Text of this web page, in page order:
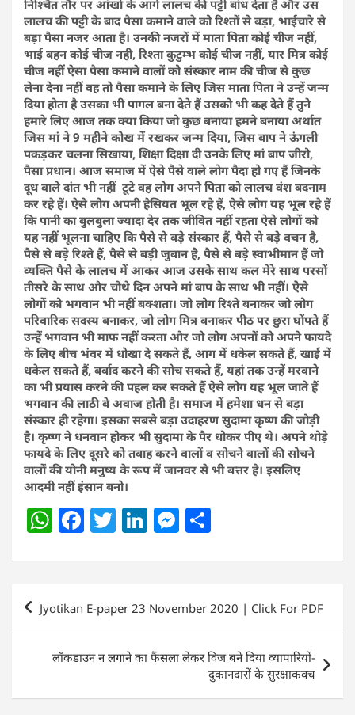
निश्चित तौर पर आंखों के आगे लालच की पट्टी बांध देता है और उस
लालच की पट्टी के बाद पैसा कमाने वाले को रिश्तों से बड़ा, भाईचारे से
बड़ा पैसा नजर आता है। उनकी नजरों में माता पिता कोई चीज नहीं,
भाई बहन कोई चीज नही, रिश्ता कुटुम्भ कोई चीज नहीं, यार मित्र कोई
चीज नहीं ऐसा पैसा कमाने वालों को संस्कार नाम की चीज से कुछ
लेना देना नहीं वह तो पैसा कमाने के लिए जिस माता पिता ने उन्हें जन्म
दिया होता है उसका भी पागल बना देते हैं उसको भी कह देते हैं तुने
हमारे लिए आज तक क्या किया जो कुछ बनाया हमने बनाया अर्थात
जिस मां ने 9 महीने कोख में रखकर जन्म दिया, जिस बाप ने ऊंगली
पकड़कर चलना सिखाया, शिक्षा दिक्षा दी उनके लिए मां बाप जीरो,
पैसा प्रधान। आज समाज में ऐसे पैसे वाले लोग पैदा हो गए हैं जिनके
दूध वाले दांत भी नहीं टूटे वह लोग अपने पिता को लालच वंश बदनाम
कर रहे हैं। ऐसे लोग अपनी हैसियत भूल रहे हैं, ऐसे लोग यह भूल रहे हैं
कि पानी का बुलबुला ज्यादा देर तक जीवित नहीं रहता ऐसे लोगों को
यह नहीं भूलना चाहिए कि पैसे से बड़े संस्कार हैं, पैसे से बड़े वचन है,
पैसे से बड़े रिश्ते हैं, पैसे से बड़ी जुबान है, पैसे से बड़े स्वाभीमान हैं जो
व्यक्ति पैसे के लालच में आकर आज उसके साथ कल मेरे साथ परसों
तीसरे के साथ और चौथे दिन अपने मां बाप के साथ भी नहीं। ऐेसे
लोगों को भगवान भी नहीं बक्शता। जो लोग रिश्ते बनाकर जो लोग
परिवारिक सदस्य बनाकर, जो लोग मित्र बनाकर पीठ पर छुरा घोंपते हैं
उन्हें भगवान भी माफ नहीं करता और जो लोग अपनों को अपने फायदे
के लिए बीच भंवर में धोखा दे सकते हैं, आग में धकेल सकते हैं, खाई में
धकेल सकते हैं, बर्बाद करने की सोच सकते हैं, यहां तक उन्हें मरवाने
का भी प्रयास करने की पहल कर सकते हैं ऐसे लोग यह भूल जाते हैं
भगवान की लाठी बे अवाज होती है। समाज में हमेशा धन से बड़ा
संस्कार ही रहेगा। इसका सबसे बड़ा उदाहरण सुदामा कृष्ण की जोड़ी
है। कृष्ण ने धनवान होकर भी सुदामा के पैर धोकर पीए थे। अपने थोड़े
फायदे के लिए दूसरे को तबाह करने वालों व सोचने वालों की सोचने
वालों की योनी मनुष्य के रूप में जानवर से भी बत्तर है। इसलिए
आदमी नहीं इंसान बनो।
W
at
s
A
p
p
F
c
e
b
o
o
k
T
itt
er
Li
k
e
dI
n
M
ss
e
n
g
er
ar
e
Post
navigation
Jyotikan E-paper 23 November 2020 | Click For PDF
लॉकडाउन न लगाने का फैंसला लेकर विज बने दिया व्यापारियों-
दुकानदारों के सुरक्षाकवच